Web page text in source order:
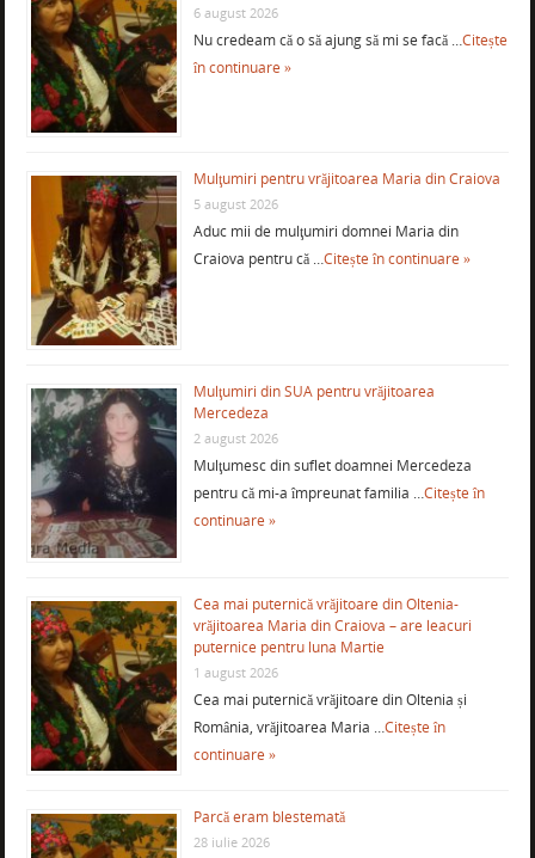
6 august 2026
Nu credeam că o să ajung să mi se facă …Citește
în continuare »
Mulţumiri pentru vrăjitoarea Maria din Craiova
5 august 2026
Aduc mii de mulţumiri domnei Maria din
Craiova pentru că …Citește în continuare »
Mulţumiri din SUA pentru vrăjitoarea
Mercedeza
2 august 2026
Mulţumesc din suflet doamnei Mercedeza
pentru că mi-a împreunat familia …Citește în
continuare »
Cea mai puternică vrăjitoare din Oltenia-
vrăjitoarea Maria din Craiova – are leacuri
puternice pentru luna Martie
1 august 2026
Cea mai puternică vrăjitoare din Oltenia și
România, vrăjitoarea Maria …Citește în
continuare »
Parcă eram blestemată
28 iulie 2026